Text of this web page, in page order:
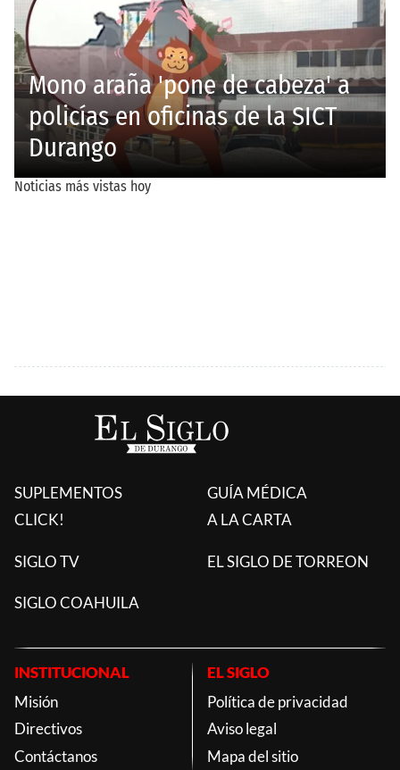
SUPLEMENTOS
CLICK!
GUÍA MÉDICA
A LA CARTA
SIGLO TV EL SIGLO DE TORREON
SIGLO COAHUILA
INSTITUCIONAL
Misión
Directivos
Contáctanos
EL SIGLO
Política de privacidad
Aviso legal
Mapa del sitio